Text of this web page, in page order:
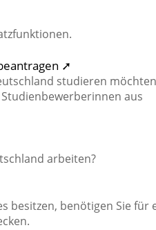
➚
studieren
aus
arbeiten?
besitzen, benötigen Sie für